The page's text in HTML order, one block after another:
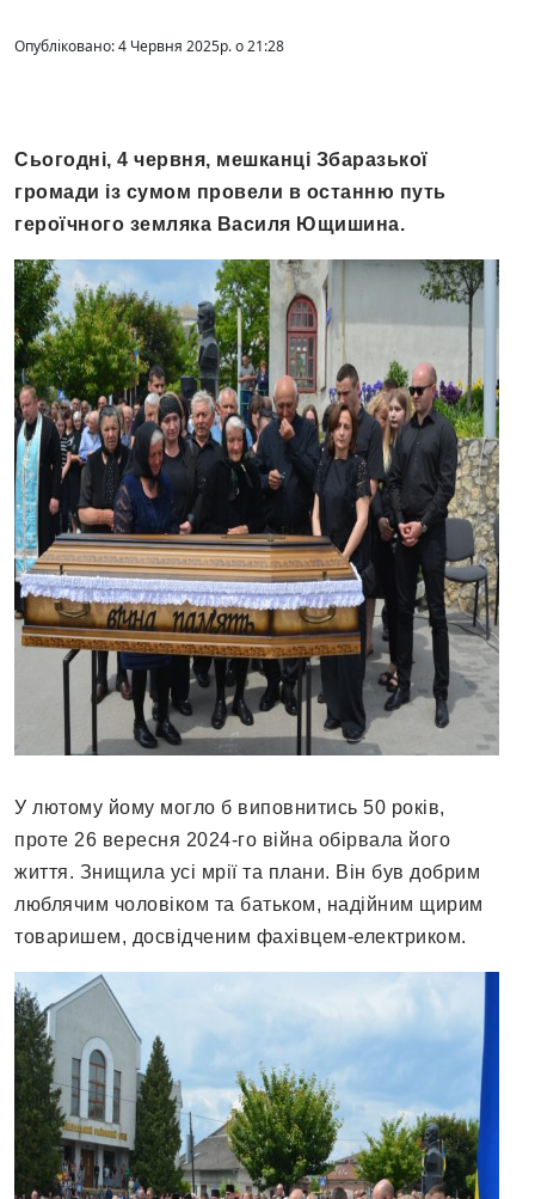
Опубліковано: 4 Червня 2025р. о 21:28
Сьогодні, 4 червня, мешканці Збаразької
громади із сумом провели в останню путь
героїчного земляка Василя Ющишина.
У лютому йому могло б виповнитись 50 років,
проте 26 вересня 2024-го війна обірвала його
життя. Знищила усі мрії та плани. Він був добрим
люблячим чоловіком та батьком, надійним щирим
товаришем, досвідченим фахівцем-електриком.